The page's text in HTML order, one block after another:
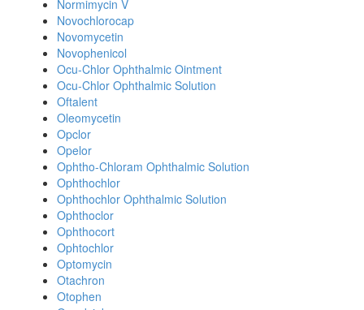
Normimycin V
Novochlorocap
Novomycetin
Novophenicol
Ocu-Chlor Ophthalmic Ointment
Ocu-Chlor Ophthalmic Solution
Oftalent
Oleomycetin
Opclor
Opelor
Ophtho-Chloram Ophthalmic Solution
Ophthochlor
Ophthochlor Ophthalmic Solution
Ophthoclor
Ophthocort
Ophtochlor
Optomycin
Otachron
Otophen